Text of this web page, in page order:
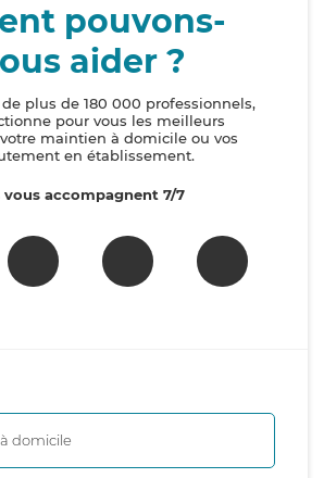
pouvons-
aider ?
plus de 180 000 professionnels,
pour vous les meilleurs
maintien à domicile ou vos
en établissement.
vous accompagnent 7/7
domicile